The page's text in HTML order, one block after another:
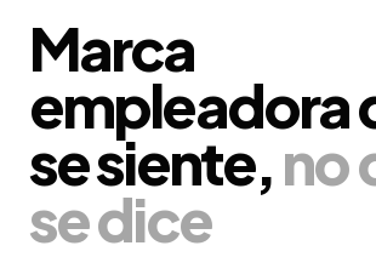
Marca
empleadora
se siente,no
se dice